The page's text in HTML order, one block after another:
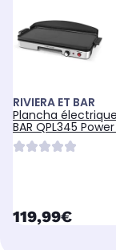
RIVIERA ET BAR
Plancha électrique
BAR QPL345
currentPrice
119,99€